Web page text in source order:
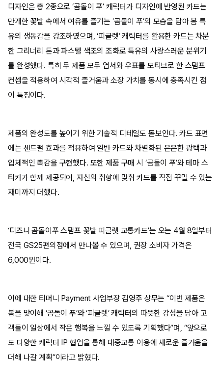
디자인은 총 2종으로 ‘곰돌이 푸’ 캐릭터가 디자인에 반영된 카드는
만개한 꽃밭 속에서 여유를 즐기는 ‘곰돌이 푸’의 모습을 담아 봄 특
유의 생동감을 강조하였으며, ‘피글렛’ 캐릭터를 활용한 카드는 차분
한 그리너리 톤과 파스텔 색조의 조화로 특유의 사랑스러운 분위기
를 완성했다. 특히 두 제품 모두 엽서와 우표를 모티브로 한 스탬프
컨셉을 적용하여 시각적 즐거움과 소장 가치를 동시에 충족시킨 점
이 특징이다.
제품의 완성도를 높이기 위한 기술적 디테일도 돋보인다. 카드 표면
에는 샌드펄 효과를 적용하여 일반 카드와 차별화된 은은한 광택과
입체적인 촉감을 구현했다. 또한 제품 구매 시 ‘곰돌이 푸’와 테마 스
티커가 함께 제공되어, 자신의 취향에 맞춰 카드를 직접 꾸밀 수 있는
재미까지 더했다.
‘디즈니 곰돌이푸 스탬프 꽃밭 피글렛 교통카드’는 오는 4월 8일부터
전국 GS25편의점에서 만나볼 수 있으며, 권장 소비자 가격은
6,000원이다.
이에 대한 티머니 Payment 사업부장 김영주 상무는 “이번 제품은
봄을 맞이해 ‘곰돌이 푸’와 ‘피글렛’ 캐릭터의 따뜻한 감성을 담아 고
객들이 일상에서 작은 행복을 느낄 수 있도록 기획했다”며, “앞으로
도 다양한 캐릭터 IP 협업을 통해 대중교통 이용에 새로운 즐거움을
더해 나갈 계획”이라고 밝혔다.